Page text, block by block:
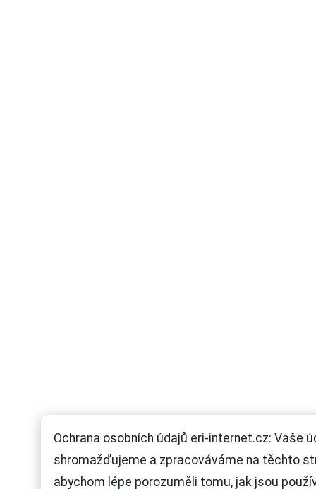
Ochrana osobních údajů eri-internet.cz: Vaše
shromažďujeme a zpracováváme na těchto
abychom lépe porozuměli tomu, jak jsou